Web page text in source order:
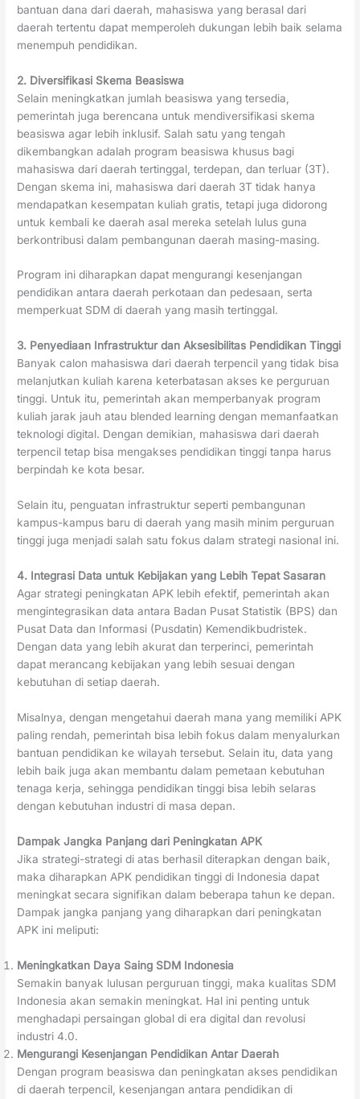
bantuan dana dari daerah, mahasiswa yang berasal dari
daerah tertentu dapat memperoleh dukungan lebih baik selama
menempuh pendidikan.
2. Diversifikasi Skema Beasiswa
Selain meningkatkan jumlah beasiswa yang tersedia,
pemerintah juga berencana untuk mendiversifikasi skema
beasiswa agar lebih inklusif. Salah satu yang tengah
dikembangkan adalah program beasiswa khusus bagi
mahasiswa dari daerah tertinggal, terdepan, dan terluar (3T).
Dengan skema ini, mahasiswa dari daerah 3T tidak hanya
mendapatkan kesempatan kuliah gratis, tetapi juga didorong
untuk kembali ke daerah asal mereka setelah lulus guna
berkontribusi dalam pembangunan daerah masing-masing.
Program ini diharapkan dapat mengurangi kesenjangan
pendidikan antara daerah perkotaan dan pedesaan, serta
memperkuat SDM di daerah yang masih tertinggal.
3. Penyediaan Infrastruktur dan Aksesibilitas Pendidikan Tinggi
Banyak calon mahasiswa dari daerah terpencil yang tidak bisa
melanjutkan kuliah karena keterbatasan akses ke perguruan
tinggi. Untuk itu, pemerintah akan memperbanyak program
kuliah jarak jauh atau blended learning dengan memanfaatkan
teknologi digital. Dengan demikian, mahasiswa dari daerah
terpencil tetap bisa mengakses pendidikan tinggi tanpa harus
berpindah ke kota besar.
Selain itu, penguatan infrastruktur seperti pembangunan
kampus-kampus baru di daerah yang masih minim perguruan
tinggi juga menjadi salah satu fokus dalam strategi nasional ini.
4. Integrasi Data untuk Kebijakan yang Lebih Tepat Sasaran
Agar strategi peningkatan APK lebih efektif, pemerintah akan
mengintegrasikan data antara Badan Pusat Statistik (BPS) dan
Pusat Data dan Informasi (Pusdatin) Kemendikbudristek.
Dengan data yang lebih akurat dan terperinci, pemerintah
dapat merancang kebijakan yang lebih sesuai dengan
kebutuhan di setiap daerah.
Misalnya, dengan mengetahui daerah mana yang memiliki APK
paling rendah, pemerintah bisa lebih fokus dalam menyalurkan
bantuan pendidikan ke wilayah tersebut. Selain itu, data yang
lebih baik juga akan membantu dalam pemetaan kebutuhan
tenaga kerja, sehingga pendidikan tinggi bisa lebih selaras
dengan kebutuhan industri di masa depan.
Dampak Jangka Panjang dari Peningkatan APK
Jika strategi-strategi di atas berhasil diterapkan dengan baik,
maka diharapkan APK pendidikan tinggi di Indonesia dapat
meningkat secara signifikan dalam beberapa tahun ke depan.
Dampak jangka panjang yang diharapkan dari peningkatan
APK ini meliputi:
Meningkatkan Daya Saing SDM Indonesia
Semakin banyak lulusan perguruan tinggi, maka kualitas SDM
Indonesia akan semakin meningkat. Hal ini penting untuk
menghadapi persaingan global di era digital dan revolusi
industri 4.0.
Mengurangi Kesenjangan Pendidikan Antar Daerah
Dengan program beasiswa dan peningkatan akses pendidikan
di daerah terpencil, kesenjangan antara pendidikan di